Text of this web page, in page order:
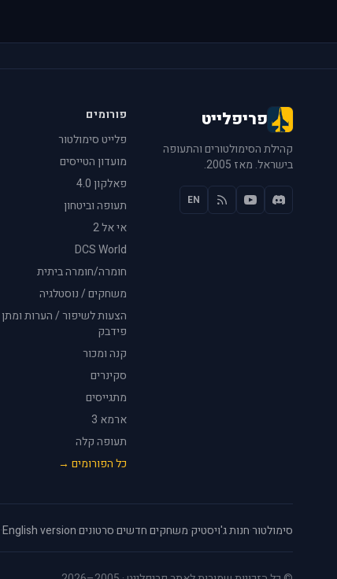
פריפלייט
קהילת הסימולטורים והתעופה
בישראל. מאז 2005.
EN
פורומים
פלייט סימולטור
מועדון הטייסים
פאלקון 4.0
תעופה וביטחון
אי אל 2
DCS World
חומרה/חומרה ביתית
משחקים / נוסטלגיה
הצעות לשיפור / הערות ומתן
פידבק
קנה ומכור
סקינרים
מתגייסים
ארמא 3
תעופה קלה
כל הפורומים →
סימולטור·חנות ג'ויסטיק·משחקים חדשים·סרטונים·
English version
·